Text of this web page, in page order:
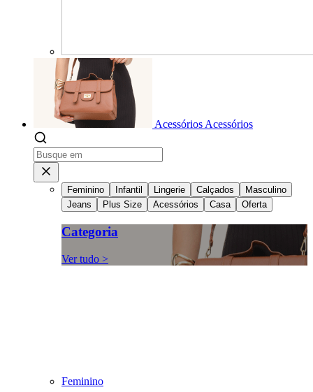
Acessórios Acessórios
Feminino Infantil Lingerie Calçados
Masculino
Jeans
Plus Size Acessórios Casa Oferta
Categoria
Ver tudo >
Feminino